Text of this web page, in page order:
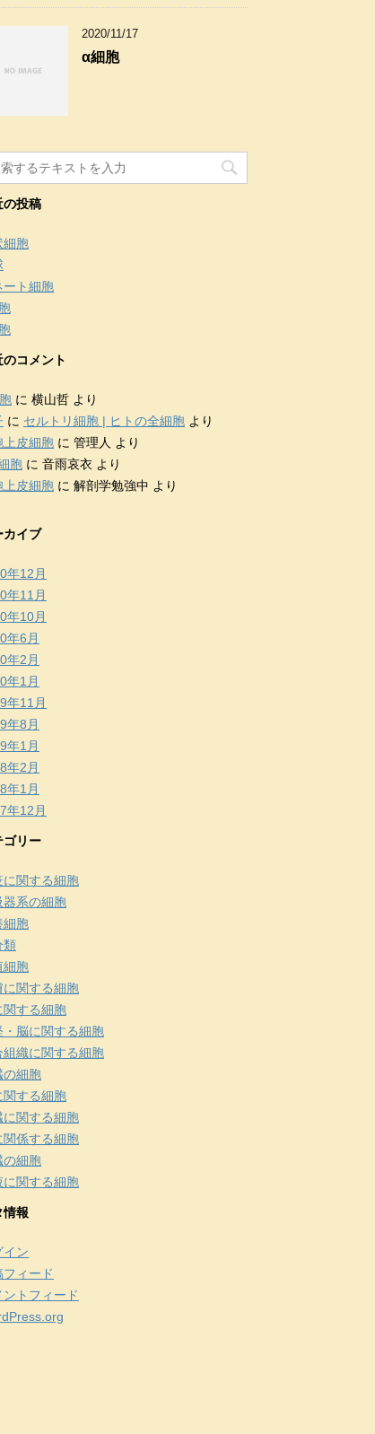
2020/11/17
α細胞
の投稿
細胞
ート細胞
のコメント
に 横山哲 より
に セルトリ細胞 | ヒトの全細胞 より
上皮細胞 に 管理人 より
胞 に 音雨哀衣 より
上皮細胞 に 解剖学勉強中 より
カイブ
年12月
年11月
年10月
年6月
年2月
年1月
年11月
年8月
年1月
年2月
年1月
年12月
ゴリー
に関する細胞
器系の細胞
細胞
類
細胞
に関する細胞
関する細胞
・脳に関する細胞
組織に関する細胞
の細胞
関する細胞
に関する細胞
関係する細胞
の細胞
に関する細胞
情報
イン
フィード
ントフィード